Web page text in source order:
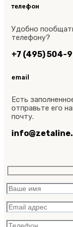
телефон
Удобно
телефону?
+7 (495) 504-
email
Есть
отправьте его
почту.